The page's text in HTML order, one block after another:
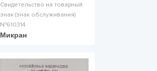
Свидетельство на товарный
знак (знак обслуживания)
№610314
Микран